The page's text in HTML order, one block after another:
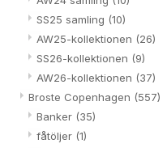
SS25 samling (10)
AW25-kollektionen (26)
SS26-kollektionen (9)
AW26-kollektionen (37)
Broste Copenhagen (557)
Banker (35)
fåtöljer (1)